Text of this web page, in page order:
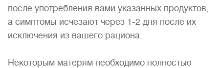
после употребления вами указанных продуктов,
а симптомы исчезают через 1-2 дня после их
исключения из вашего рациона.
Некоторым матерям необходимо полностью